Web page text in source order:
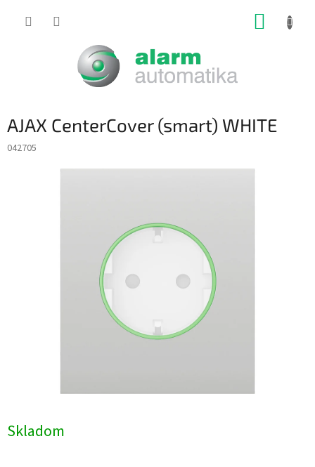
AJAX CenterCover (smart) WHITE
042705
Skladom